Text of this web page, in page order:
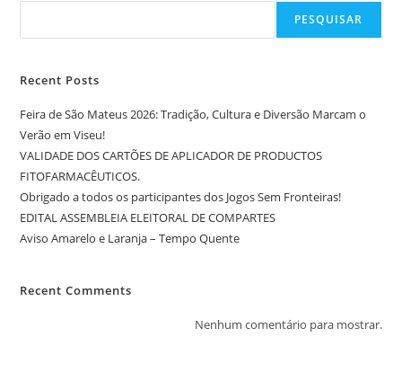
PESQUISAR
Recent Posts
Feira de São Mateus 2026: Tradição, Cultura e Diversão Marcam o
Verão em Viseu!
VALIDADE DOS CARTÕES DE APLICADOR DE PRODUCTOS
FITOFARMACÊUTICOS.
Obrigado a todos os participantes dos Jogos Sem Fronteiras!
EDITAL ASSEMBLEIA ELEITORAL DE COMPARTES
Aviso Amarelo e Laranja – Tempo Quente
Recent Comments
Nenhum comentário para mostrar.